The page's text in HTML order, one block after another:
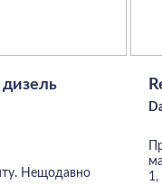
дизель
Нещодавно